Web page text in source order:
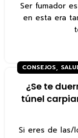
Ser fumador
en esta era
CONSEJOS,
¿Se te
túnel
Si eres de las/